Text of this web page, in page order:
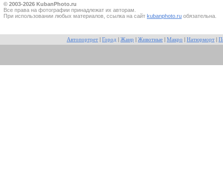
© 2003-2026 KubanPhoto.ru
Все прaва на фотографии принадлежат их авторам.
При использовании любых материалов, ссылка на сайт kubanphoto.ru обязательна.
Автопортрет Город Жанр Животные Макро Натюрморт